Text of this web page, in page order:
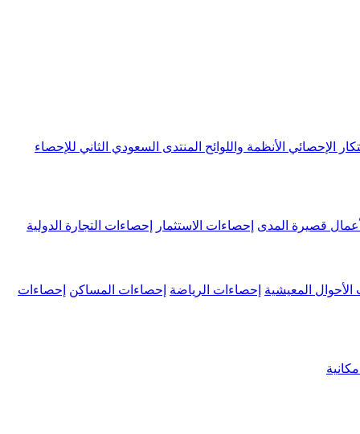
الإحصائي الأنظمة واللوائح المنتدى السعودي الثاني للإحصاء
قصيرة المدى إحصاءات الاستثمار إحصاءات التجارة الدولية
الأحوال المعيشية إحصاءات الرياضة إحصاءات المساكن إحصاءات